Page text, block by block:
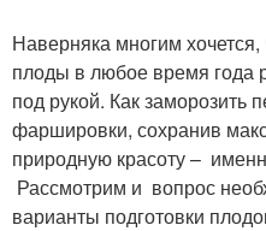
Наверняка многим
плоды в любое время года
под рукой. Как заморозить
фаршировки, сохранив
природную красоту –
Рассмотрим и вопрос
варианты подготовки